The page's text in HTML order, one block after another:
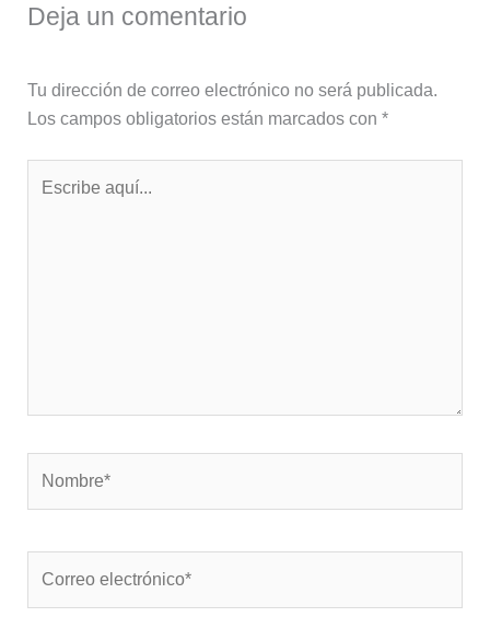
Deja un comentario
Tu dirección de correo electrónico no será publicada.
Los campos obligatorios están marcados con *